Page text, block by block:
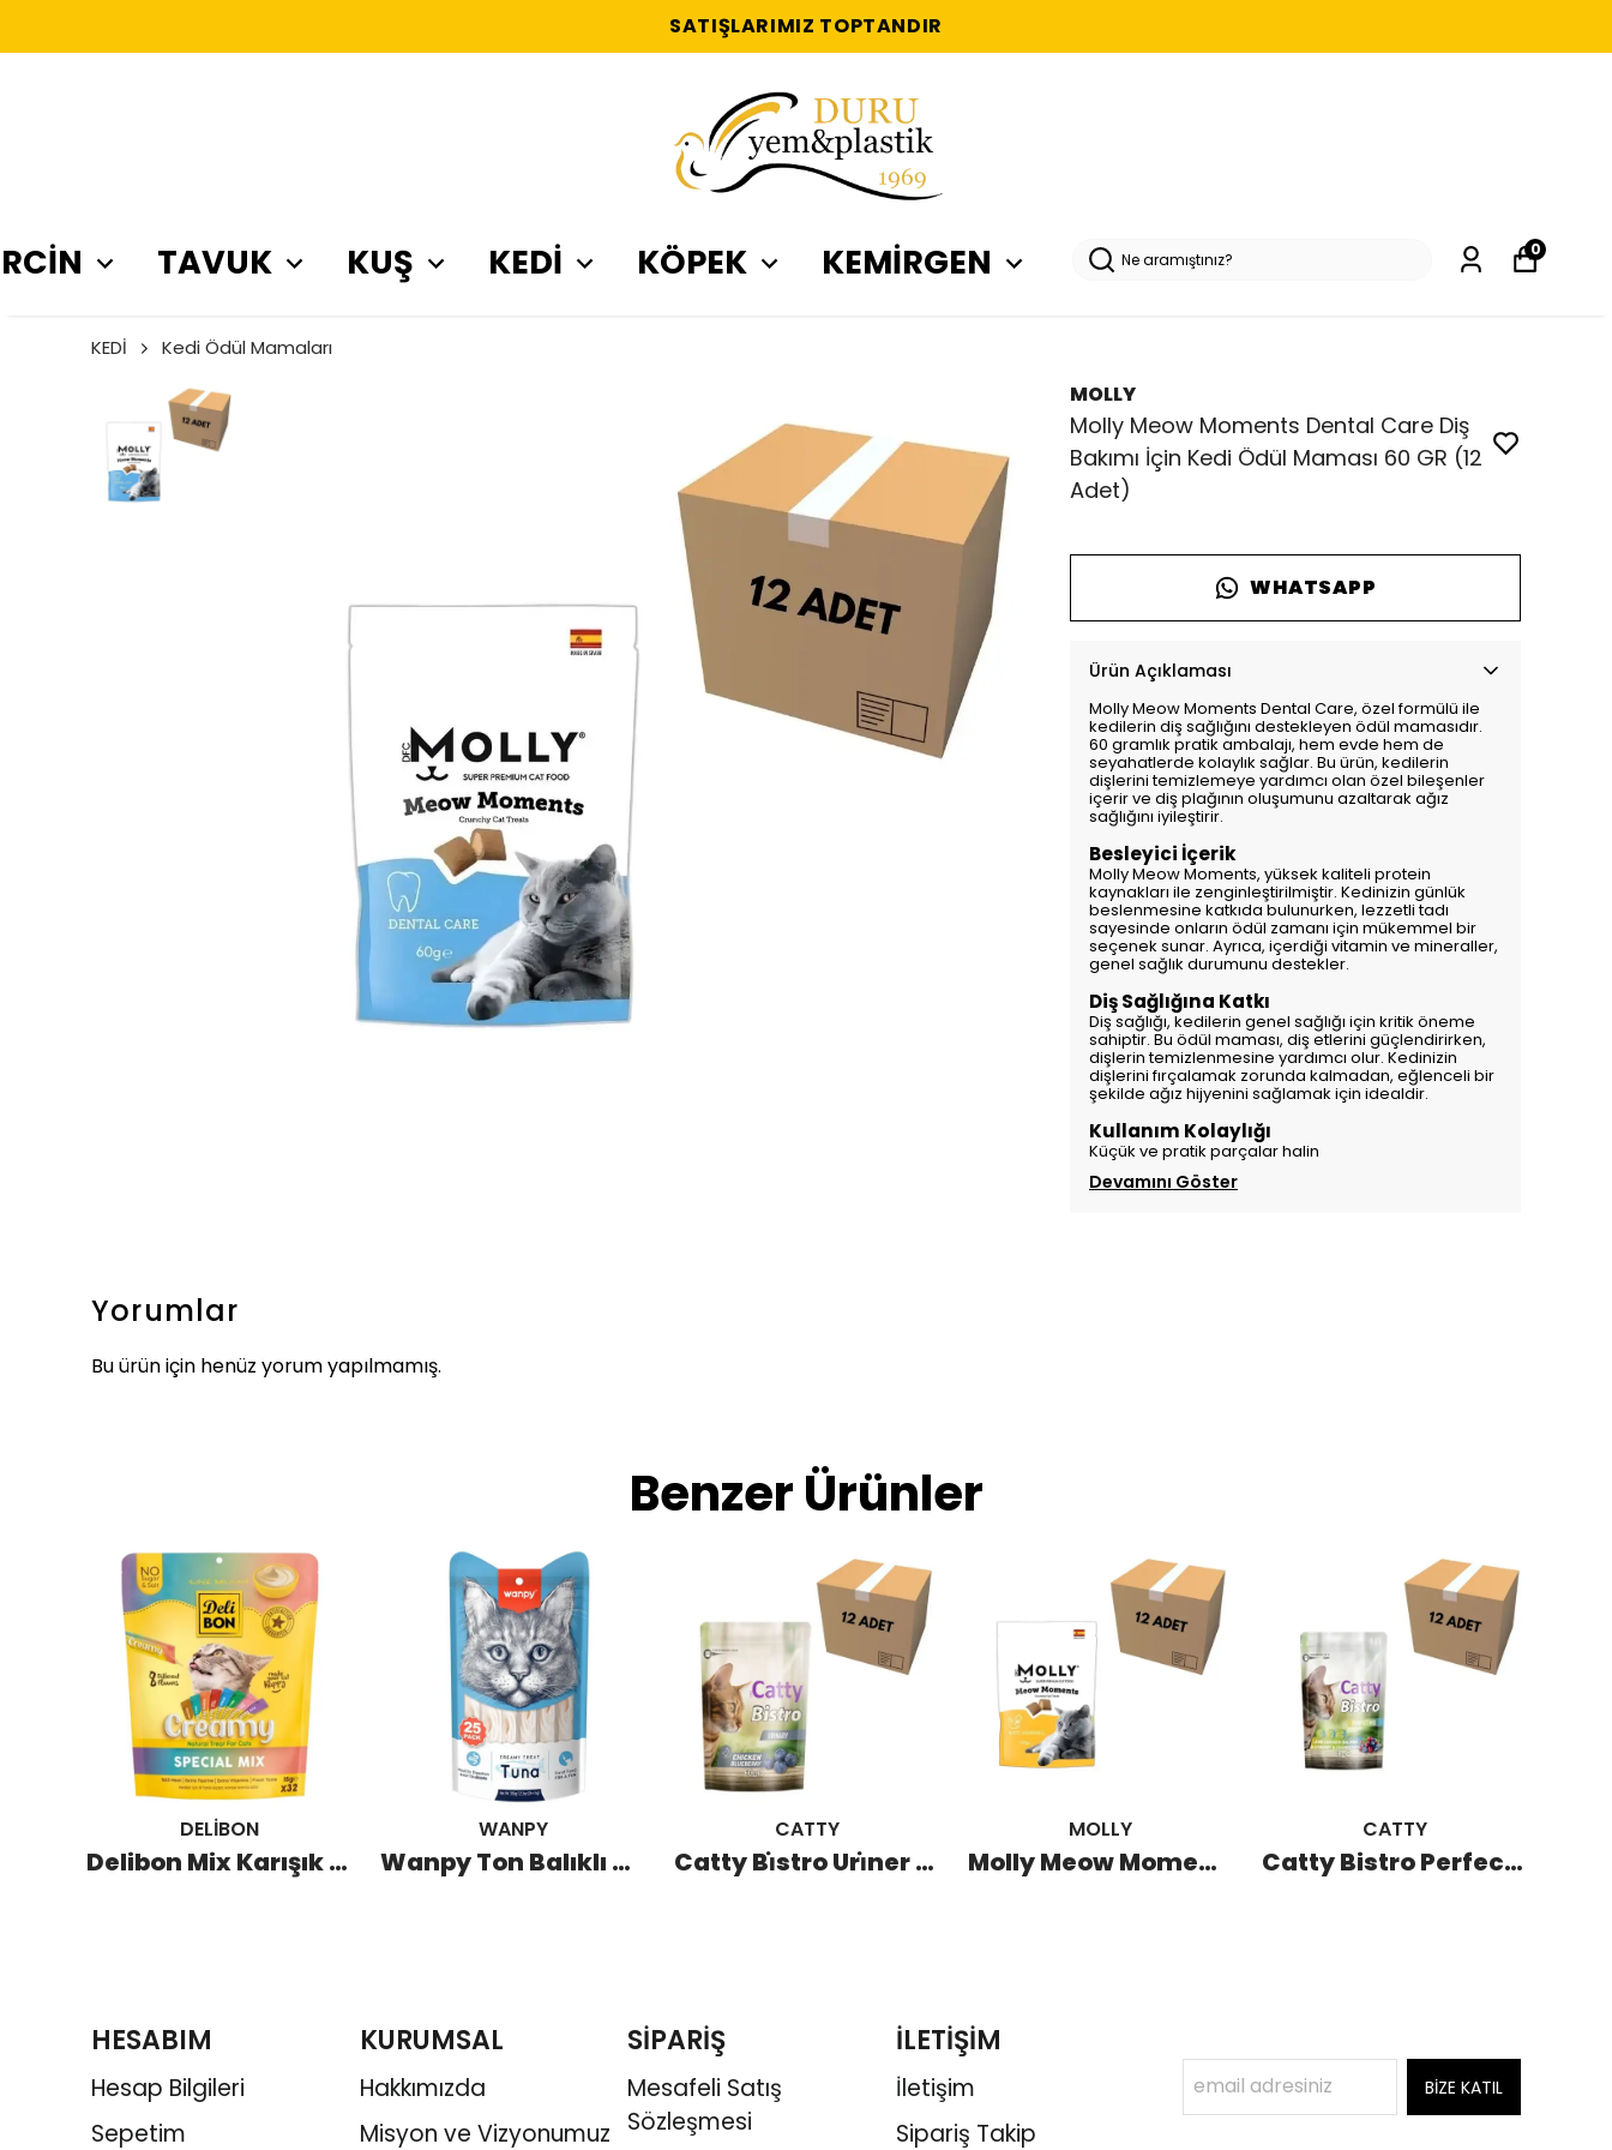
SATIŞLARIMIZ TOPTANDIR
TAVUK KUŞ KEDİ KÖPEK KEMİRGEN 0
KEDİ Kedi Ödül Mamaları
MOLLY
Molly Meow Moments Dental Care Diş
Bakımı İçin Kedi Ödül Maması 60 GR (12
Adet)
WHATSAPP
Ürün Açıklaması
Molly Meow Moments Dental Care, özel formülü ile
kedilerin diş sağlığını destekleyen ödül mamasıdır.
60 gramlık pratik ambalajı, hem evde hem de
seyahatlerde kolaylık sağlar. Bu ürün, kedilerin
dişlerini temizlemeye yardımcı olan özel bileşenler
içerir ve diş plağının oluşumunu azaltarak ağız
sağlığını iyileştirir.
Besleyici İçerik
Molly Meow Moments, yüksek kaliteli protein
kaynakları ile zenginleştirilmiştir. Kedinizin günlük
beslenmesine katkıda bulunurken, lezzetli tadı
sayesinde onların ödül zamanı için mükemmel bir
seçenek sunar. Ayrıca, içerdiği vitamin ve mineraller,
genel sağlık durumunu destekler.
Diş Sağlığına Katkı
Diş sağlığı, kedilerin genel sağlığı için kritik öneme
sahiptir. Bu ödül maması, diş etlerini güçlendirirken,
dişlerin temizlenmesine yardımcı olur. Kedinizin
dişlerini fırçalamak zorunda kalmadan, eğlenceli bir
şekilde ağız hijyenini sağlamak için idealdir.
Kullanım Kolaylığı
Küçük ve pratik parçalar halin
Devamını Göster
Yorumlar
Bu ürün için henüz yorum yapılmamış.
Benzer Ürünler
DELİBON
Delibon Mix Karışık Krema Kedi Ödülü 32x15 GR
WANPY
Wanpy Ton Balıklı Krema Kedi Ödülü (25 Adet)
CATTY
Catty Bi̇stro Uri̇ner Tavuklu Yaban Mersi̇nli̇ Kedi̇ Ödülü 60 GR (12 Adet)
MOLLY
Molly Meow Moments Anti-Hairball Tüy Yumağı Kontrolü İçin Kedi Ödül Maması 60 GR (12 Adet)
CATTY
Catty Bistro Perfect Mix Kuzu Tavuk Somonlu Kedi Ödülü 60 GR (12 Adet)
HESABIM
Hesap Bilgileri
Sepetim
KURUMSAL
Hakkımızda
Misyon ve Vizyonumuz
SİPARİŞ
Mesafeli Satış
Sözleşmesi
İLETİŞİM
İletişim
Sipariş Takip
BİZE KATIL